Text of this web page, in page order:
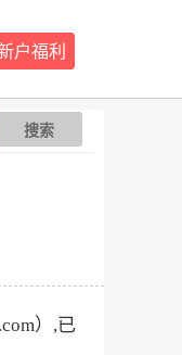
户福利
搜索
）,已